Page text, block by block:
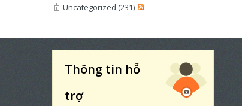
Uncategorized (231)
Thông tin hỗ
trợ